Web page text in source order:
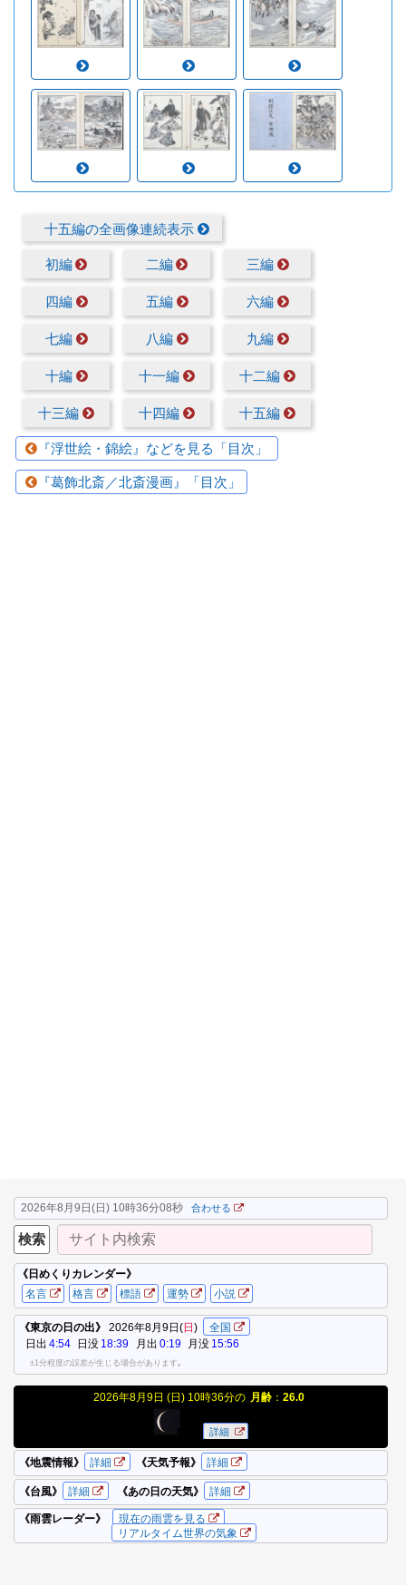
十五編の全画像連続表示
初編 二編 三編
四編 五編 六編
七編 八編 九編
十編 十一編 十二編
十三編 十四編 十五編
『浮世絵・錦絵』などを見る「目次」
『葛飾北斎／北斎漫画』「目次」
2026年8月9日(日) 10時36分08秒 合わせる